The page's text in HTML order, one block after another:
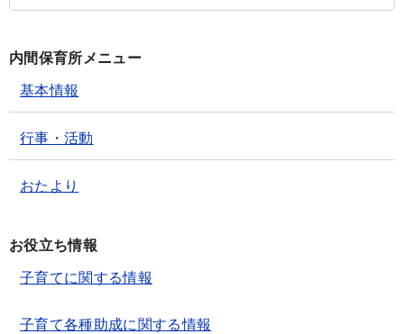
内間保育所メニュー
基本情報
行事・活動
おたより
お役立ち情報
子育てに関する情報
子育て各種助成に関する情報